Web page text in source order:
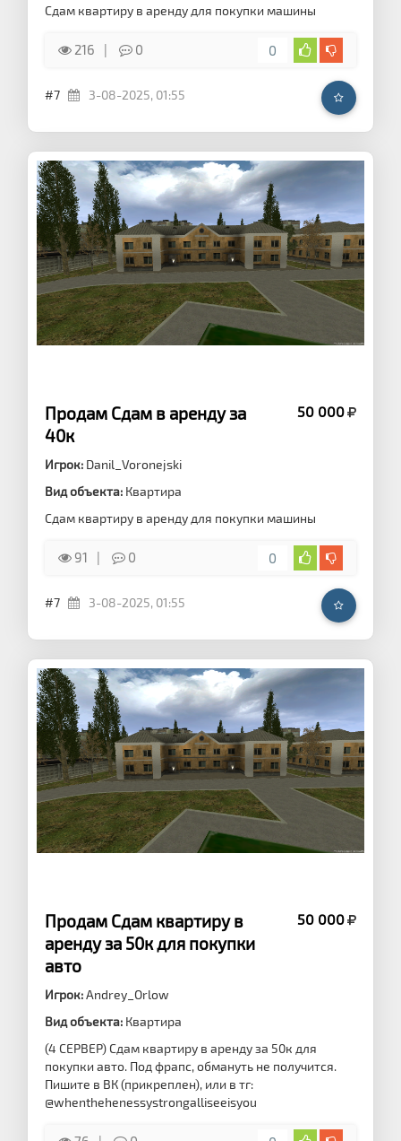
Сдам квартиру в аренду для покупки машины
216 0 0
#7 3-08-2025, 01:55
Продам Сдам в аренду за
40к
50 000
Игрок: Danil_Voronejski
Вид объекта: Квартира
Сдам квартиру в аренду для покупки машины
91 0 0
#7 3-08-2025, 01:55
Продам Сдам квартиру в
аренду за 50к для покупки
авто
50 000
Игрок:Andrey_Orlow
Вид объекта: Квартира
(4 СЕРВЕР) Сдам квартиру в аренду за 50к для
покупки авто. Под фрапс, обмануть не получится.
Пишите в ВК (прикреплен), или в тг:
@whenthehenessystrongalliseeisyou